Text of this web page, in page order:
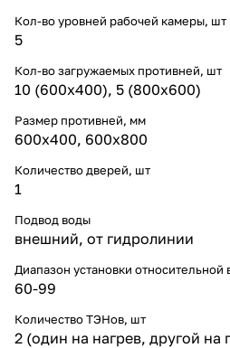
Кол-во уровней рабочей камеры, шт
5
Кол-во загружаемых противней, шт
10 (600х400), 5 (800х600)
Размер противней, мм
600х400, 600х800
Количество дверей, шт
1
Подвод воды
внешний, от гидролинии
Диапазон установки относительной
60-99
Количество ТЭНов, шт
2 (один на нагрев, другой на